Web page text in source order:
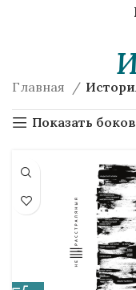
Главная
Показать